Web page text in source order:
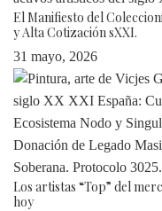
El Manifiesto del
y Alta Cotización sXXI.
31 mayo, 2026
Los artistas “Top” del
hoy